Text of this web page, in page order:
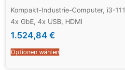
Kompakt-Industrie-Computer, i3-
4x GbE, 4x USB, HDMI
1.524,84 €
Optionen wählen